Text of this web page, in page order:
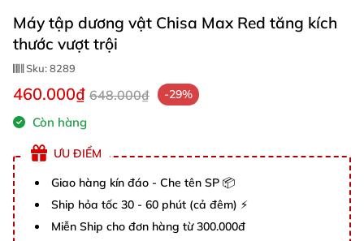
Máy tập dương vật Chisa Max Red tăng kích
thước vượt trội
Sku:8289
460.000₫ 648.000₫ -29%
Còn hàng
ƯU ĐIỂM
Giao hàng kín đáo - Che tên SP 📦
Ship hỏa tốc 30 - 60 phút (cả đêm) ⚡
Miễn Ship cho đơn hàng từ 300.000đ